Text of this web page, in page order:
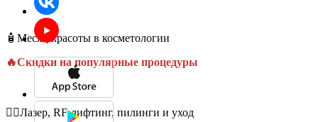
🧴Месяц красоты в косметологии
🔥Скидки на популярные процедуры
💆‍♀️Лазер, RF-лифтинг, пилинги и уход